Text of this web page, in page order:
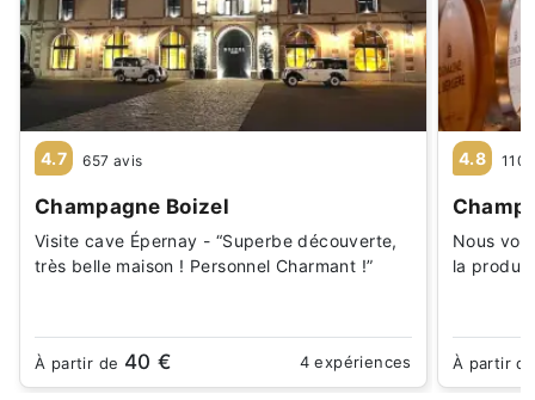
4.7 657 avis
Champagne Boizel
Visite cave Épernay - “Superbe découverte,
très belle maison ! Personnel Charmant !”
À partir de 40 € 4 expériences
4.8 110
Nous
la
À partir